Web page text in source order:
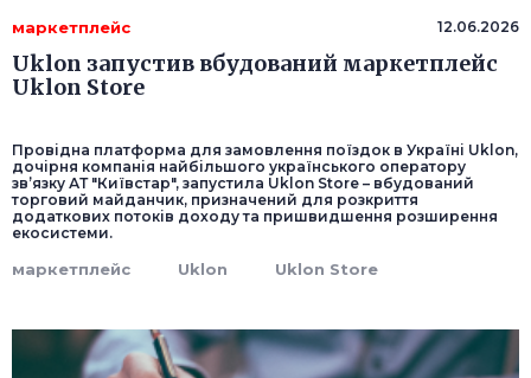
маркетплейс 12.06.2026
Uklon запустив вбудований маркетплейс
Uklon Store
Провідна платформа для замовлення поїздок в Україні Uklon,
дочірня компанія найбільшого українського оператору
зв’язку АТ "Київстар", запустила Uklon Store – вбудований
торговий майданчик, призначений для розкриття
додаткових потоків доходу та пришвидшення розширення
екосистеми.
маркетплейс Uklon Uklon Store